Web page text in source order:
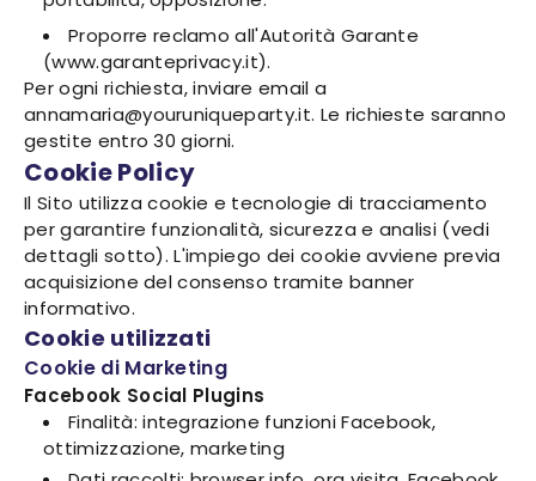
Proporre reclamo all'Autorità Garante
(www.garanteprivacy.it).
Per ogni richiesta, inviare email a
annamaria@youruniqueparty.it. Le richieste saranno
gestite entro 30 giorni.
Cookie Policy
Il Sito utilizza cookie e tecnologie di tracciamento
per garantire funzionalità, sicurezza e analisi (vedi
dettagli sotto). L'impiego dei cookie avviene previa
acquisizione del consenso tramite banner
informativo.
Cookie utilizzati
Cookie di Marketing
Facebook Social Plugins
Finalità: integrazione funzioni Facebook,
ottimizzazione, marketing